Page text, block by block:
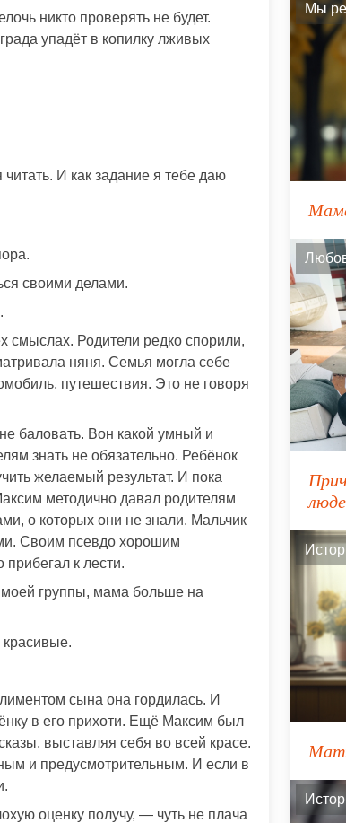
никто проверять не будет.
упадёт в копилку лживых
И как задание я тебе даю
своими делами.
смыслах. Родители редко спорили,
няня. Семья могла себе
путешествия. Это не говоря
баловать. Вон какой умный и
знать не обязательно. Ребёнок
желаемый результат. И пока
методично давал родителям
о которых они не знали. Мальчик
Своим псевдо хорошим
к лести.
группы, мама больше на
сына она гордилась. И
в его прихоти. Ещё Максим был
выставляя себя во всей красе.
и предусмотрительным. И если в
оценку получу, — чуть не плача
Мы